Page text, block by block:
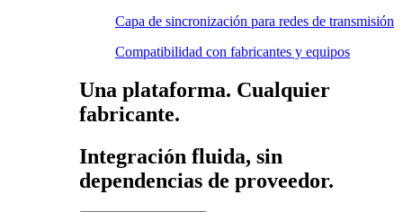
Capa de sincronización para redes de transmisión
Compatibilidad con fabricantes y equipos
Una plataforma. Cualquier
fabricante.
Integración fluida, sin
dependencias de proveedor.